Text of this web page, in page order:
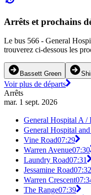
Arrêts et prochains
Le bus 566 - General
trouverez ci-dessous les
Bassett Green
Voir plus de départs
Arrêts
mar. 1 sept. 2026
General Hospital A /
General Hospital
Vine Road07:29
Warren Avenue07:30
Laundry Road07:31
Jessamine Road07:32
Warren Crescent
The Range07:39